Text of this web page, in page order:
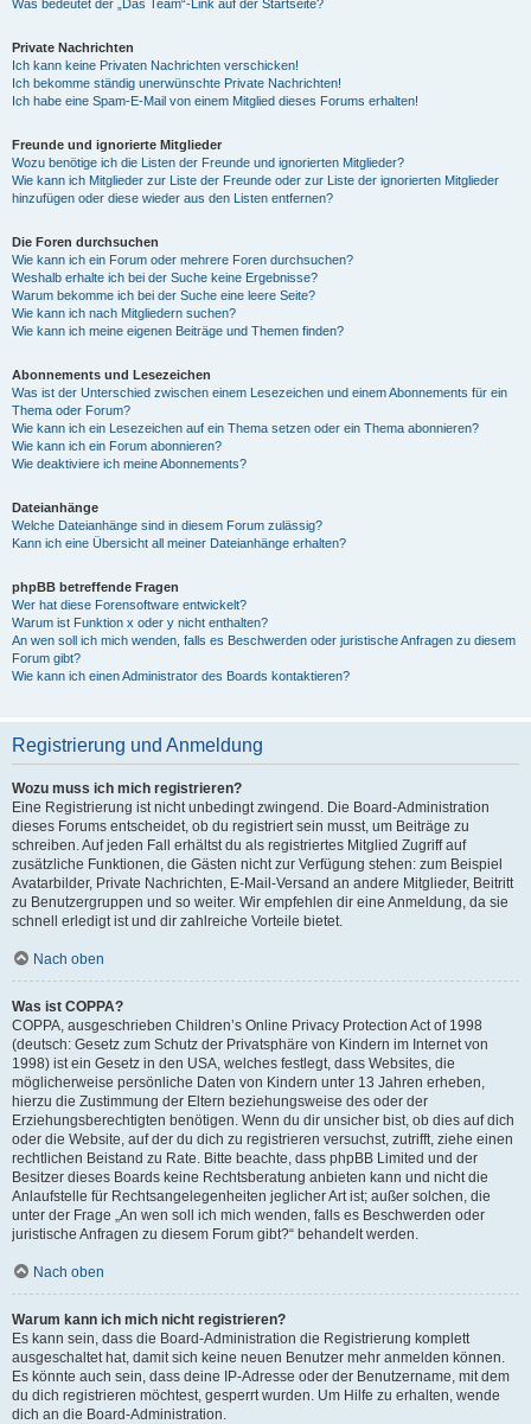
Was bedeutet der „Das Team“-Link auf der Startseite?
Private Nachrichten
Ich kann keine Privaten Nachrichten verschicken!
Ich bekomme ständig unerwünschte Private Nachrichten!
Ich habe eine Spam-E-Mail von einem Mitglied dieses Forums erhalten!
Freunde und ignorierte Mitglieder
Wozu benötige ich die Listen der Freunde und ignorierten Mitglieder?
Wie kann ich Mitglieder zur Liste der Freunde oder zur Liste der ignorierten Mitglieder
hinzufügen oder diese wieder aus den Listen entfernen?
Die Foren durchsuchen
Wie kann ich ein Forum oder mehrere Foren durchsuchen?
Weshalb erhalte ich bei der Suche keine Ergebnisse?
Warum bekomme ich bei der Suche eine leere Seite?
Wie kann ich nach Mitgliedern suchen?
Wie kann ich meine eigenen Beiträge und Themen finden?
Abonnements und Lesezeichen
Was ist der Unterschied zwischen einem Lesezeichen und einem Abonnements für ein
Thema oder Forum?
Wie kann ich ein Lesezeichen auf ein Thema setzen oder ein Thema abonnieren?
Wie kann ich ein Forum abonnieren?
Wie deaktiviere ich meine Abonnements?
Dateianhänge
Welche Dateianhänge sind in diesem Forum zulässig?
Kann ich eine Übersicht all meiner Dateianhänge erhalten?
phpBB betreffende Fragen
Wer hat diese Forensoftware entwickelt?
Warum ist Funktion x oder y nicht enthalten?
An wen soll ich mich wenden, falls es Beschwerden oder juristische Anfragen zu diesem
Forum gibt?
Wie kann ich einen Administrator des Boards kontaktieren?
Registrierung und Anmeldung
Wozu muss ich mich registrieren?
Eine Registrierung ist nicht unbedingt zwingend. Die Board-Administration
dieses Forums entscheidet, ob du registriert sein musst, um Beiträge zu
schreiben. Auf jeden Fall erhältst du als registriertes Mitglied Zugriff auf
zusätzliche Funktionen, die Gästen nicht zur Verfügung stehen: zum Beispiel
Avatarbilder, Private Nachrichten, E-Mail-Versand an andere Mitglieder, Beitritt
zu Benutzergruppen und so weiter. Wir empfehlen dir eine Anmeldung, da sie
schnell erledigt ist und dir zahlreiche Vorteile bietet.
Nach oben
Was ist COPPA?
COPPA, ausgeschrieben Children’s Online Privacy Protection Act of 1998
(deutsch: Gesetz zum Schutz der Privatsphäre von Kindern im Internet von
1998) ist ein Gesetz in den USA, welches festlegt, dass Websites, die
möglicherweise persönliche Daten von Kindern unter 13 Jahren erheben,
hierzu die Zustimmung der Eltern beziehungsweise des oder der
Erziehungsberechtigten benötigen. Wenn du dir unsicher bist, ob dies auf dich
oder die Website, auf der du dich zu registrieren versuchst, zutrifft, ziehe einen
rechtlichen Beistand zu Rate. Bitte beachte, dass phpBB Limited und der
Besitzer dieses Boards keine Rechtsberatung anbieten kann und nicht die
Anlaufstelle für Rechtsangelegenheiten jeglicher Art ist; außer solchen, die
unter der Frage „An wen soll ich mich wenden, falls es Beschwerden oder
juristische Anfragen zu diesem Forum gibt?“ behandelt werden.
Nach oben
Warum kann ich mich nicht registrieren?
Es kann sein, dass die Board-Administration die Registrierung komplett
ausgeschaltet hat, damit sich keine neuen Benutzer mehr anmelden können.
Es könnte auch sein, dass deine IP-Adresse oder der Benutzername, mit dem
du dich registrieren möchtest, gesperrt wurden. Um Hilfe zu erhalten, wende
dich an die Board-Administration.